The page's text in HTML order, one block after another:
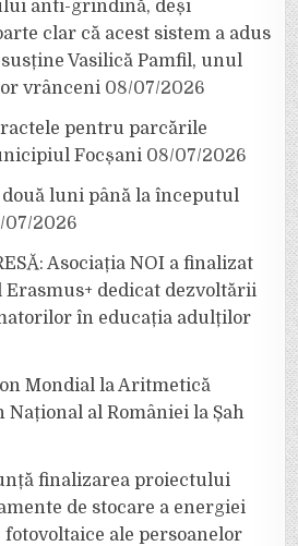
anti-grindină, deși
clar că acest sistem a adus
Vasilică Pamfil, unul
vrânceni 08/07/2026
pentru parcările
Focșani 08/07/2026
luni până la începutul
07/2026
Asociația NOI a finalizat
dedicat dezvoltării
în educația adulților
Mondial la Aritmetică
Național al României la Șah
finalizarea proiectului
de stocare a energiei
fotovoltaice ale persoanelor